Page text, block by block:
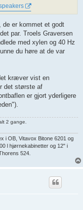
de er kommet et godt
par. Troels Graversen
med xylen og 40 Hz
du høre at de var
kræver vist en
det største af
er gjort yderligere
2 gange.
i OB, Vitavox Bitone 6201 og
l hjørnekabinetter og 12" i
524.